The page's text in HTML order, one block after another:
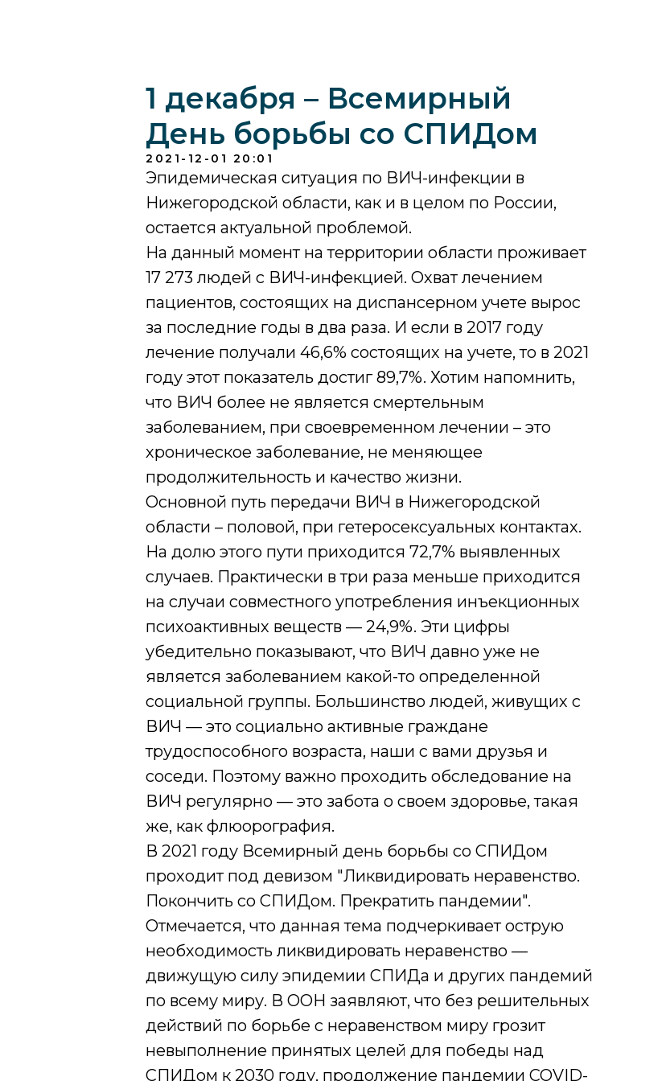
1 декабря – Всемирный
День борьбы со СПИДом
2021-12-01 20:01
Эпидемическая ситуация по ВИЧ-инфекции в
Нижегородской области, как и в целом по России,
остается актуальной проблемой.
На данный момент на территории области проживает
17 273 людей с ВИЧ-инфекцией. Охват лечением
пациентов, состоящих на диспансерном учете вырос
за последние годы в два раза. И если в 2017 году
лечение получали 46,6% состоящих на учете, то в 2021
году этот показатель достиг 89,7%. Хотим напомнить,
что ВИЧ более не является смертельным
заболеванием, при своевременном лечении – это
хроническое заболевание, не меняющее
продолжительность и качество жизни.
Основной путь передачи ВИЧ в Нижегородской
области – половой, при гетеросексуальных контактах.
На долю этого пути приходится 72,7% выявленных
случаев. Практически в три раза меньше приходится
на случаи совместного употребления инъекционных
психоактивных веществ — 24,9%. Эти цифры
убедительно показывают, что ВИЧ давно уже не
является заболеванием какой-то определенной
социальной группы. Большинство людей, живущих с
ВИЧ — это социально активные граждане
трудоспособного возраста, наши с вами друзья и
соседи. Поэтому важно проходить обследование на
ВИЧ регулярно — это забота о своем здоровье, такая
же, как флюорография.
В 2021 году Всемирный день борьбы со СПИДом
проходит под девизом "Ликвидировать неравенство.
Покончить со СПИДом. Прекратить пандемии".
Отмечается, что данная тема подчеркивает острую
необходимость ликвидировать неравенство —
движущую силу эпидемии СПИДа и других пандемий
по всему миру. В ООН заявляют, что без решительных
действий по борьбе с неравенством миру грозит
невыполнение принятых целей для победы над
СПИДом к 2030 году, продолжение пандемии COVID-